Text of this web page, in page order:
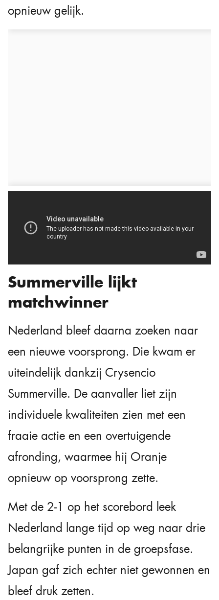
opnieuw gelijk.
Summerville lijkt
matchwinner
Nederland bleef daarna zoeken naar
een nieuwe voorsprong. Die kwam er
uiteindelijk dankzij Crysencio
Summerville. De aanvaller liet zijn
individuele kwaliteiten zien met een
fraaie actie en een overtuigende
afronding, waarmee hij Oranje
opnieuw op voorsprong zette.
Met de 2-1 op het scorebord leek
Nederland lange tijd op weg naar drie
belangrijke punten in de groepsfase.
Japan gaf zich echter niet gewonnen en
bleef druk zetten.